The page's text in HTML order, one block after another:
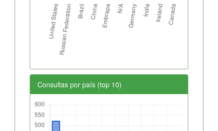
Consultas por país (top 10)